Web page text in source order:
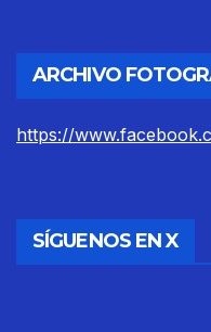
ARCHIVO
https://
SÍGUENOS EN X